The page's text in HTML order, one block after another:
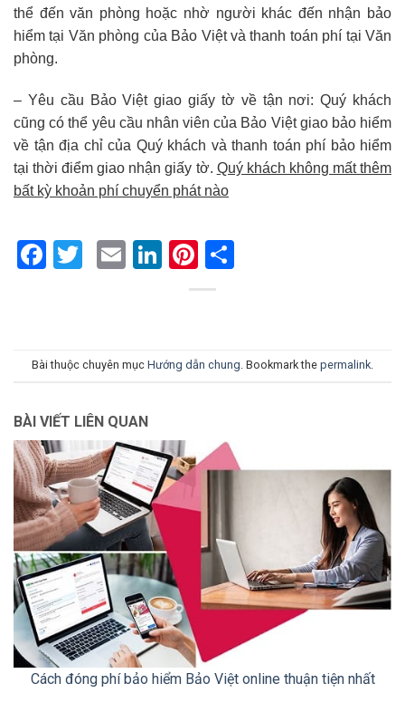
thể đến văn phòng hoặc nhờ người khác đến nhận bảo
hiểm tại Văn phòng của Bảo Việt và thanh toán phí tại Văn
phòng.
– Yêu cầu Bảo Việt giao giấy tờ về tận nơi: Quý khách
cũng có thể yêu cầu nhân viên của Bảo Việt giao bảo hiểm
về tận địa chỉ của Quý khách và thanh toán phí bảo hiểm
tại thời điểm giao nhận giấy tờ. Quý khách không mất thêm
bất kỳ khoản phí chuyển phát nào
Facebook
Twitter
EmailLinkedIn
Pinterest
Bài thuộc chuyên mục Hướng dẫn chung. Bookmark the permalink.
BÀI VIẾT LIÊN QUAN
Cách đóng phí bảo hiểm Bảo Việt online thuận tiện nhất